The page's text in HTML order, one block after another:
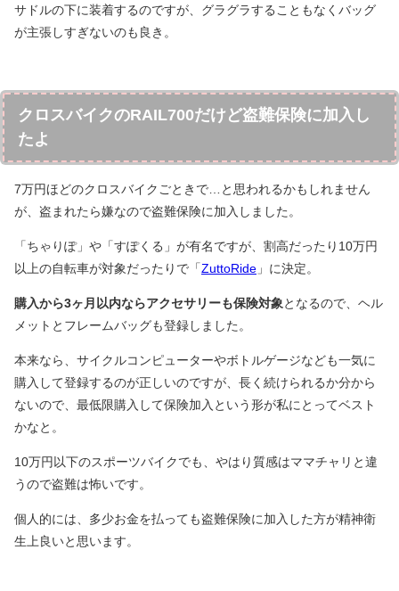
サドルの下に装着するのですが、グラグラすることもなくバッグ
が主張しすぎないのも良き。
クロスバイクのRAIL700だけど盗難保険に加入し
たよ
7万円ほどのクロスバイクごときで…と思われるかもしれません
が、盗まれたら嫌なので盗難保険に加入しました。
「ちゃりぽ」や「すぽくる」が有名ですが、割高だったり10万円
以上の自転車が対象だったりで「ZuttoRide 」に決定。
購入から3ヶ月以内ならアクセサリーも保険対象となるので、ヘル
メットとフレームバッグも登録しました。
本来なら、サイクルコンピューターやボトルゲージなども一気に
購入して登録するのが正しいのですが、長く続けられるか分から
ないので、最低限購入して保険加入という形が私にとってベスト
かなと。
10万円以下のスポーツバイクでも、やはり質感はママチャリと違
うので盗難は怖いです。
個人的には、多少お金を払っても盗難保険に加入した方が精神衛
生上良いと思います。